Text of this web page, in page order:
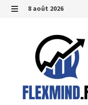
Passer
8 août 2026